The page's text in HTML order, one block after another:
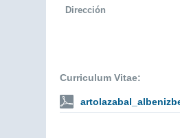
Dirección
Curriculum Vitae: